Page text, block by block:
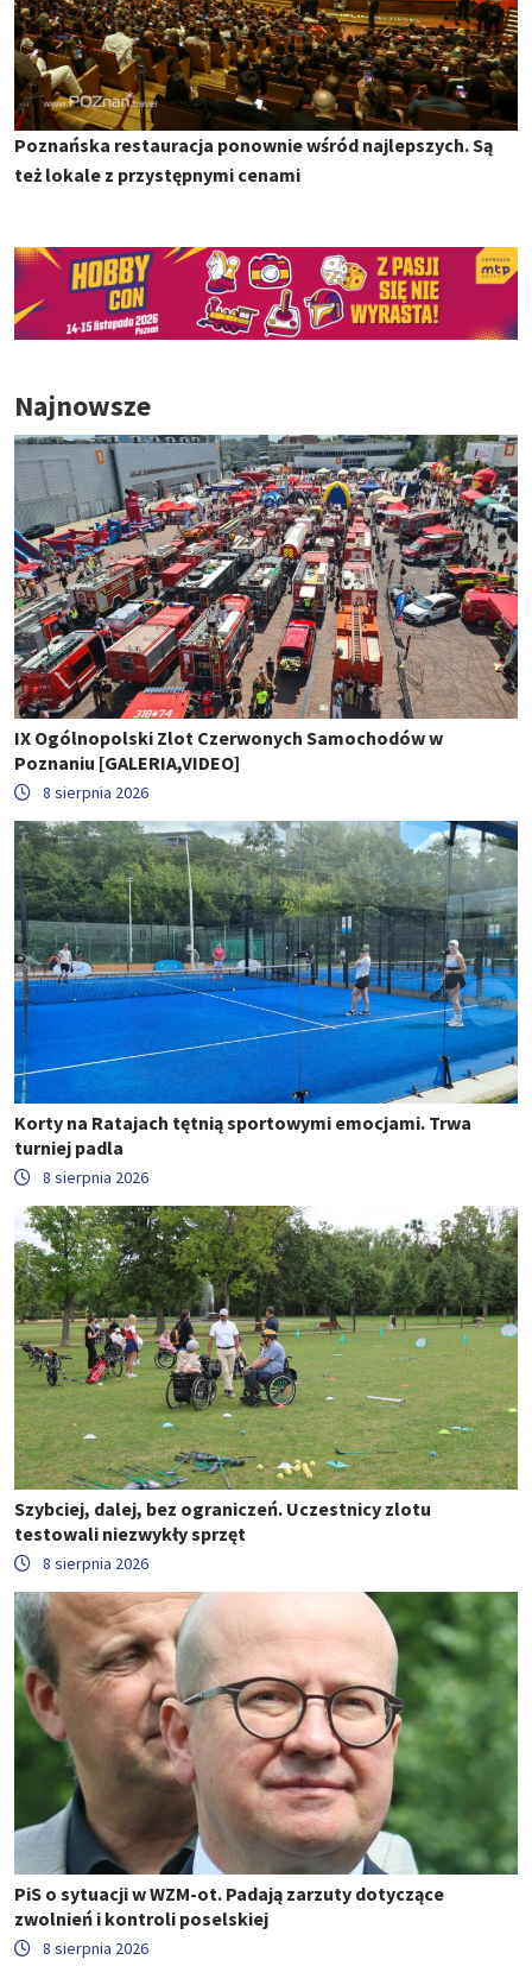
Poznańska restauracja ponownie wśród najlepszych. Są
też lokale z przystępnymi cenami
Najnowsze
IX Ogólnopolski Zlot Czerwonych Samochodów w
Poznaniu [GALERIA,VIDEO]
8 sierpnia 2026
Korty na Ratajach tętnią sportowymi emocjami. Trwa
turniej padla
8 sierpnia 2026
Szybciej, dalej, bez ograniczeń. Uczestnicy zlotu
testowali niezwykły sprzęt
8 sierpnia 2026
PiS o sytuacji w WZM-ot. Padają zarzuty dotyczące
zwolnień i kontroli poselskiej
8 sierpnia 2026